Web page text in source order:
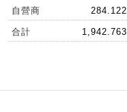
自營商 284.122
合計 1,942.763